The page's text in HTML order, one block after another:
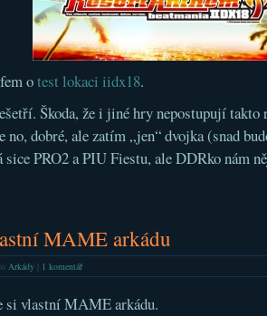
otest lokaci iidx18.
Škoda, že i jiné hry nepostupují
no, dobré, ale zatím „jen“ dvojka (snad
PRO2 a PIU Fiestu, ale DDRko nám
MAME arkádu
Arkády| 1 komentář
si vlastní MAME arkádu.